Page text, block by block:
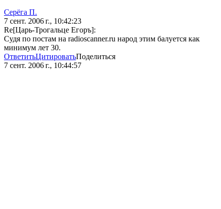
Серёга П.
7 сент. 2006 г., 10:42:23
Re[Царь-Трогальце Егоръ]:
Судя по постам на radioscanner.ru народ этим балуется как
минимум лет 30.
ОтветитьЦитироватьПоделиться
7 сент. 2006 г., 10:44:57